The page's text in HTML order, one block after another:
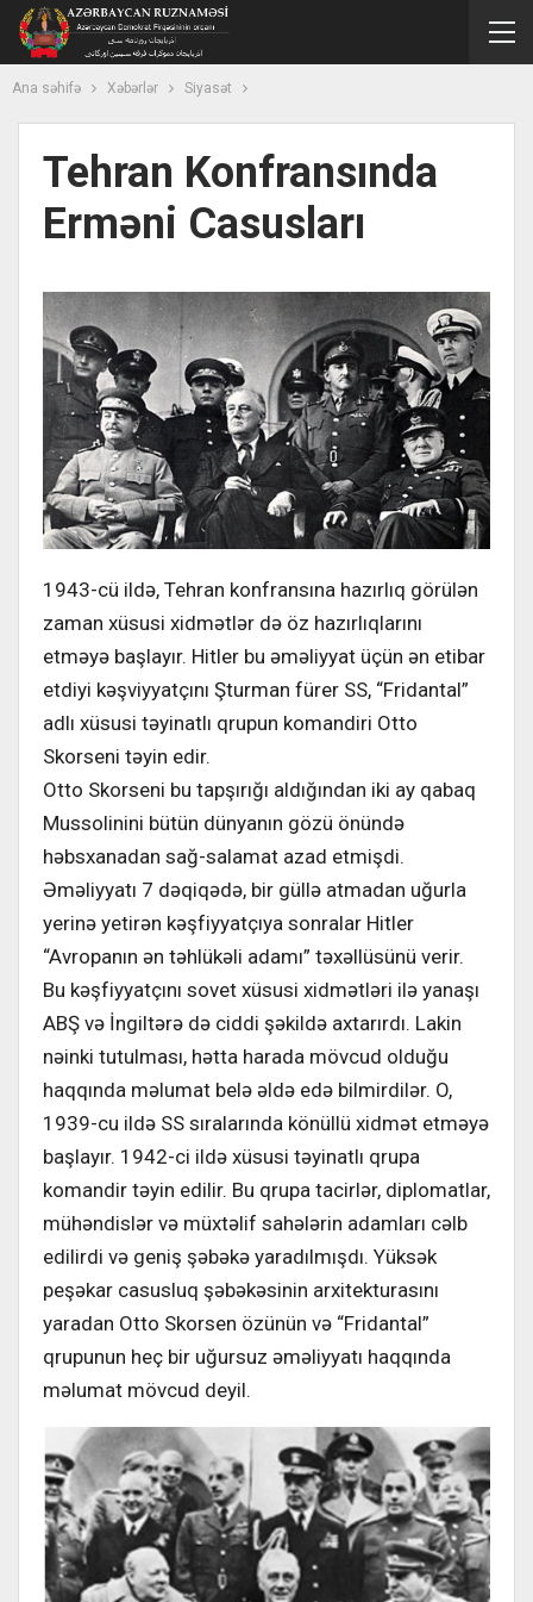
Ana səhifə Xəbərlər Siyasət
Tehran Konfransında
Erməni Casusları
1943-cü ildə, Tehran konfransına hazırlıq görülən
zaman xüsusi xidmətlər də öz hazırlıqlarını
etməyə başlayır. Hitler bu əməliyyat üçün ən etibar
etdiyi kəşviyyatçını Şturman fürer SS, “Fridantal”
adlı xüsusi təyinatlı qrupun komandiri Otto
Skorseni təyin edir.
Otto Skorseni bu tapşırığı aldığından iki ay qabaq
Mussolinini bütün dünyanın gözü önündə
həbsxanadan sağ-salamat azad etmişdi.
Əməliyyatı 7 dəqiqədə, bir güllə atmadan uğurla
yerinə yetirən kəşfiyyatçıya sonralar Hitler
“Avropanın ən təhlükəli adamı” təxəllüsünü verir.
Bu kəşfiyyatçını sovet xüsusi xidmətləri ilə yanaşı
ABŞ və İngiltərə də ciddi şəkildə axtarırdı. Lakin
nəinki tutulması, hətta harada mövcud olduğu
haqqında məlumat belə əldə edə bilmirdilər. O,
1939-cu ildə SS sıralarında könüllü xidmət etməyə
başlayır. 1942-ci ildə xüsusi təyinatlı qrupa
komandir təyin edilir. Bu qrupa tacirlər, diplomatlar,
mühəndislər və müxtəlif sahələrin adamları cəlb
edilirdi və geniş şəbəkə yaradılmışdı. Yüksək
peşəkar casusluq şəbəkəsinin arxitekturasını
yaradan Otto Skorsen özünün və “Fridantal”
qrupunun heç bir uğursuz əməliyyatı haqqında
məlumat mövcud deyil.